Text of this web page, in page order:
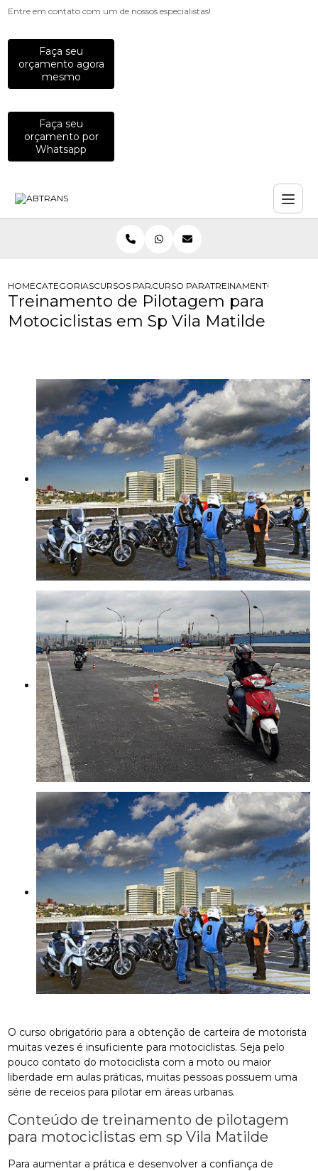
Entre em contato com um de nossos especialistas!
Faça seu
orçamento agora
mesmo
Faça seu
orçamento por
Whatsapp
HOMECATEGORIASCURSOS PARA MOTOCICLISTAS
CURSO PARA MOTOCICLISTA
TREINAMENTO DE
Treinamento de Pilotagem para
Motociclistas em Sp Vila Matilde
O curso obrigatório para a obtenção de carteira de motorista
muitas vezes é insuficiente para motociclistas. Seja pelo
pouco contato do motociclista com a moto ou maior
liberdade em aulas práticas, muitas pessoas possuem uma
série de receios para pilotar em áreas urbanas.
Conteúdo de treinamento de pilotagem
para motociclistas em sp Vila Matilde
Para aumentar a prática e desenvolver a confiança de